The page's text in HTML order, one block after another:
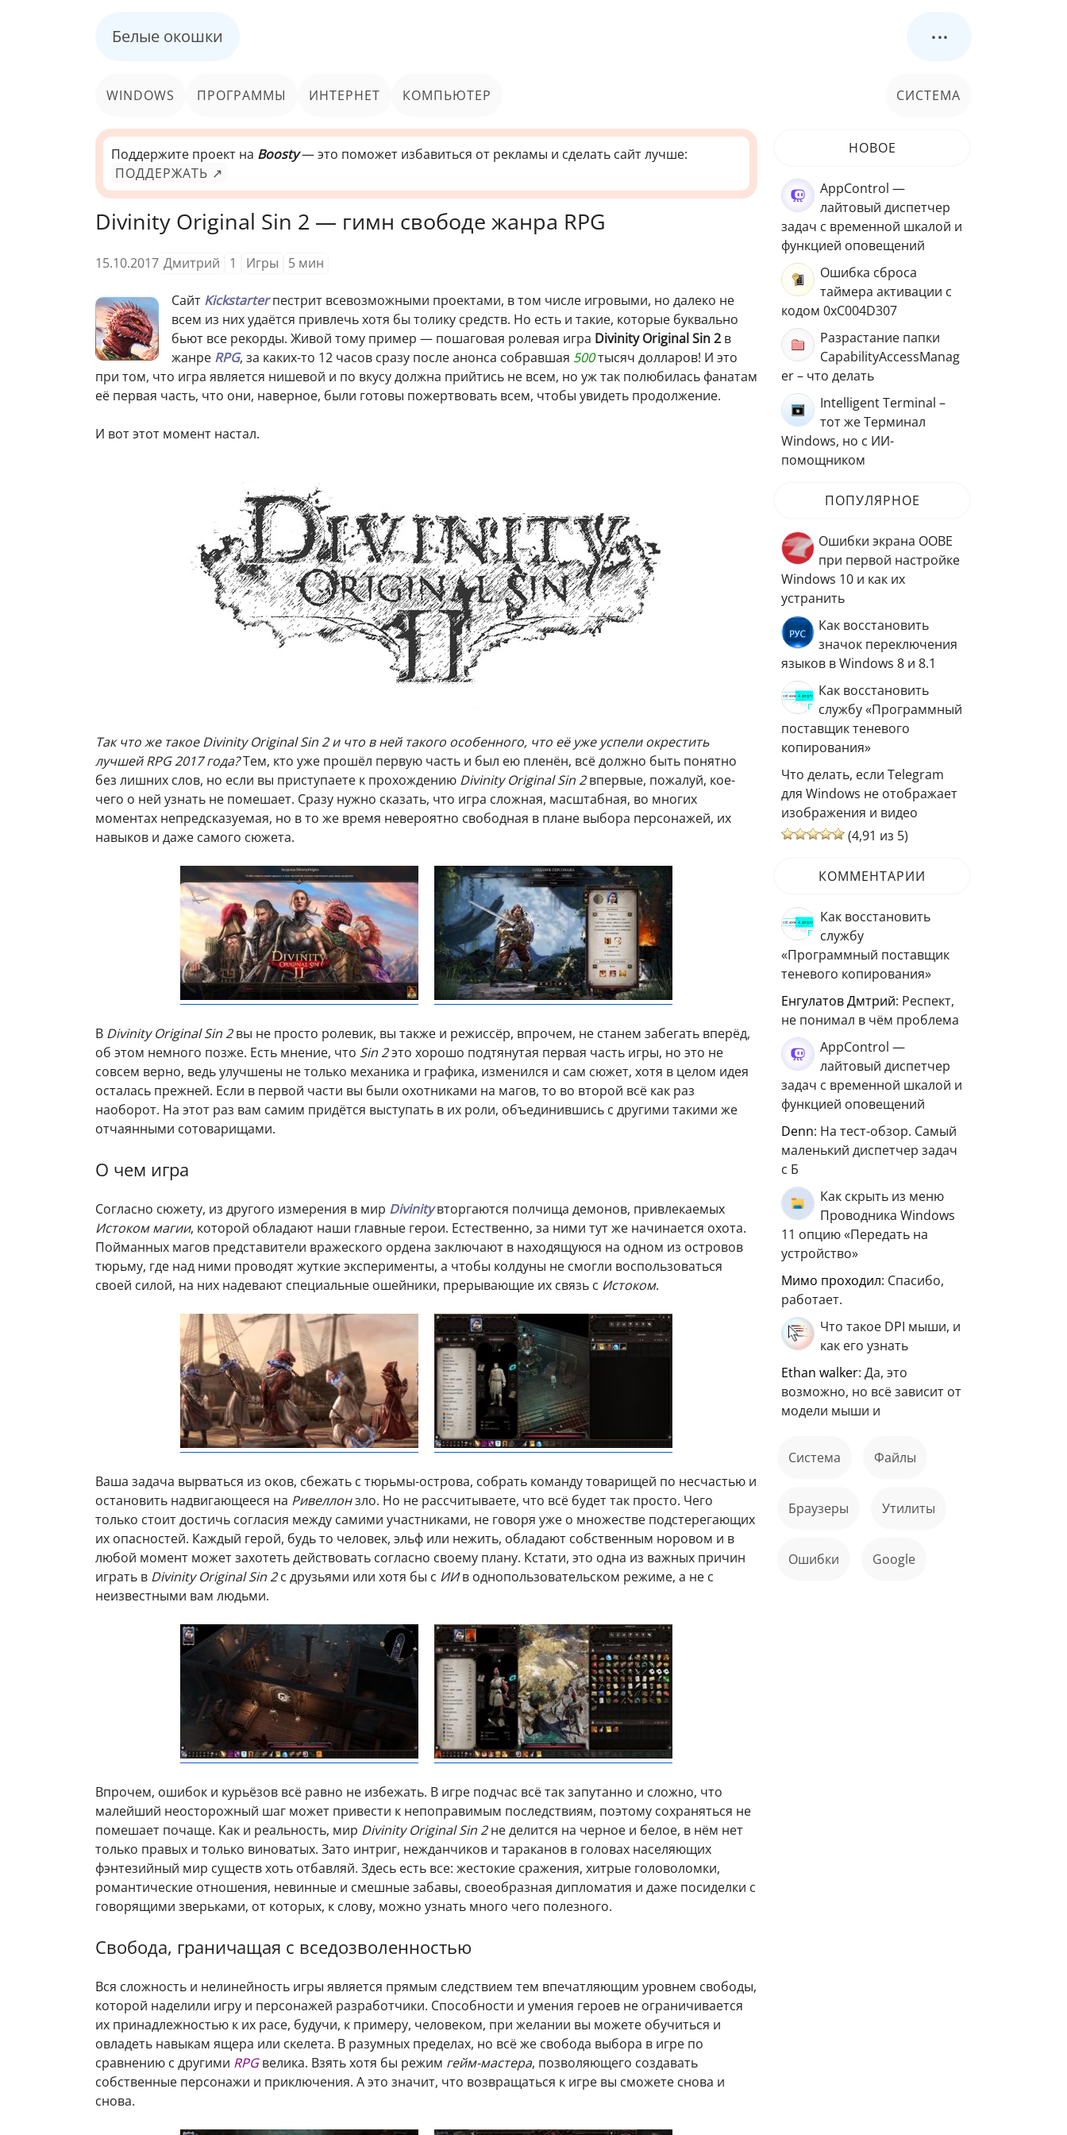
Белые окошки ...
WINDOWS ПРОГРАММЫ ИНТЕРНЕТ КОМПЬЮТЕР СИСТЕМА
Поддержите проект на Boosty— это поможет избавиться от рекламы и сделать сайт лучше:
ПОДДЕРЖАТЬ ↗
Divinity Original Sin 2 — гимн свободе жанра RPG
15.10.2017 Дмитрий 1 Игры 5 мин
Сайт Kickstarterпестрит всевозможными проектами, в том числе игровыми, но далеко не
всем из них удаётся привлечь хотя бы толику средств. Но есть и такие, которые буквально
бьют все рекорды. Живой тому пример — пошаговая ролевая игра Divinity Original Sin 2 в
жанре RPG, за каких-то 12 часов сразу после анонса собравшая 500тысяч долларов! И это
при том, что игра является нишевой и по вкусу должна прийтись не всем, но уж так полюбилась фанатам
её первая часть, что они, наверное, были готовы пожертвовать всем, чтобы увидеть продолжение.
И вот этот момент настал.
Так что же такое Divinity Original Sin 2 и что в ней такого особенного, что её уже успели окрестить
лучшей RPG 2017 года?Тем, кто уже прошёл первую часть и был ею пленён, всё должно быть понятно
без лишних слов, но если вы приступаете к прохождению Divinity Original Sin 2впервые, пожалуй, кое-
чего о ней узнать не помешает. Сразу нужно сказать, что игра сложная, масштабная, во многих
моментах непредсказуемая, но в то же время невероятно свободная в плане выбора персонажей, их
навыков и даже самого сюжета.
В Divinity Original Sin 2вы не просто ролевик, вы также и режиссёр, впрочем, не станем забегать вперёд,
об этом немного позже. Есть мнение, что Sin 2это хорошо подтянутая первая часть игры, но это не
совсем верно, ведь улучшены не только механика и графика, изменился и сам сюжет, хотя в целом идея
осталась прежней. Если в первой части вы были охотниками на магов, то во второй всё как раз
наоборот. На этот раз вам самим придётся выступать в их роли, объединившись с другими такими же
отчаянными сотоварищами.
О чем игра
Согласно сюжету, из другого измерения в мир Divinityвторгаются полчища демонов, привлекаемых
Истоком магии, которой обладают наши главные герои. Естественно, за ними тут же начинается охота.
Пойманных магов представители вражеского ордена заключают в находящуюся на одном из островов
тюрьму, где над ними проводят жуткие эксперименты, а чтобы колдуны не смогли воспользоваться
своей силой, на них надевают специальные ошейники, прерывающие их связь с Истоком.
Ваша задача вырваться из оков, сбежать с тюрьмы-острова, собрать команду товарищей по несчастью и
остановить надвигающееся на Ривеллонзло. Но не рассчитываете, что всё будет так просто. Чего
только стоит достичь согласия между самими участниками, не говоря уже о множестве подстерегающих
их опасностей. Каждый герой, будь то человек, эльф или нежить, обладают собственным норовом и в
любой момент может захотеть действовать согласно своему плану. Кстати, это одна из важных причин
играть в Divinity Original Sin 2с друзьями или хотя бы с ИИв однопользовательском режиме, а не с
неизвестными вам людьми.
Впрочем, ошибок и курьёзов всё равно не избежать. В игре подчас всё так запутанно и сложно, что
малейший неосторожный шаг может привести к непоправимым последствиям, поэтому сохраняться не
помешает почаще. Как и реальность, мир Divinity Original Sin 2не делится на черное и белое, в нём нет
только правых и только виноватых. Зато интриг, нежданчиков и тараканов в головах населяющих
фэнтезийный мир существ хоть отбавляй. Здесь есть все: жестокие сражения, хитрые головоломки,
романтические отношения, невинные и смешные забавы, своеобразная дипломатия и даже посиделки с
говорящими зверьками, от которых, к слову, можно узнать много чего полезного.
Свобода, граничащая с вседозволенностью
Вся сложность и нелинейность игры является прямым следствием тем впечатляющим уровнем свободы,
которой наделили игру и персонажей разработчики. Способности и умения героев не ограничивается
их принадлежностью к их расе, будучи, к примеру, человеком, при желании вы можете обучиться и
овладеть навыкам ящера или скелета. В разумных пределах, но всё же свобода выбора в игре по
сравнению с другими RPGвелика. Взять хотя бы режим гейм-мастера, позволяющего создавать
собственные персонажи и приключения. А это значит, что возвращаться к игре вы сможете снова и
снова.
НОВОЕ
AppControl —
лайтовый диспетчер
задач с временной шкалой и
функцией оповещений
Ошибка сброса
таймера активации с
кодом 0xC004D307
Разрастание папки
CapabilityAccessManag
er – что делать
Intelligent Terminal –
тот же Терминал
Windows, но с ИИ-
помощником
ПОПУЛЯРНОЕ
Ошибки экрана OOBE
при первой настройке
Windows 10 и как их
устранить
Как восстановить
значок переключения
языков в Windows 8 и 8.1
Как восстановить
службу «Программный
поставщик теневого
копирования»
Что делать, если Telegram
для Windows не отображает
изображения и видео
(4,91 из 5)
КОММЕНТАРИИ
Как восстановить
службу
«Программный поставщик
теневого копирования»
Енгулатов Дмтрий: Респект,
не понимал в чём проблема
AppControl —
лайтовый диспетчер
задач с временной шкалой и
функцией оповещений
Denn: На тест-обзор. Самый
маленький диспетчер задач
с Б
Как скрыть из меню
Проводника Windows
11 опцию «Передать на
устройство»
мимо проходил: Спасибо,
работает.
Что такое DPI мыши, и
как его узнать
ethan walker: Да, это
возможно, но всё зависит от
модели мыши и
Система файлы
Браузеры Утилиты
ошибки Google